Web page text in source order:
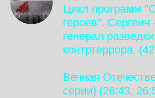
Цикл программ
героев". Сергеич
генерал
контртеррора.
Вечная
серии) (26:43,